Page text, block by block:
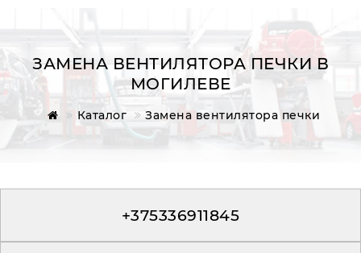
Главная
Обратная связь
ЗАМЕНА ВЕНТИЛЯТОРА ПЕЧКИ В
МОГИЛЕВЕ
Каталог Замена вентилятора печки
+375336911845